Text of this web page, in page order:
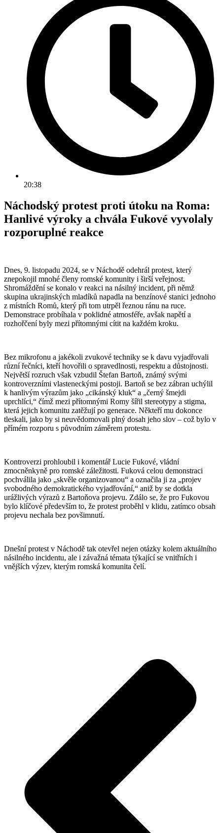
20:38
Náchodský protest proti útoku na Roma:
Hanlivé výroky a chvála Fukové vyvolaly
rozporuplné reakce
Dnes, 9. listopadu 2024, se v Náchodě odehrál protest, který
znepokojil mnohé členy romské komunity i širší veřejnost.
Shromáždění se konalo v reakci na násilný incident, při němž
skupina ukrajinských mladíků napadla na benzínové stanici jednoho
z místních Romů, který při tom utrpěl řeznou ránu na ruce.
Demonstrace probíhala v poklidné atmosféře, avšak napětí a
rozhořčení byly mezi přítomnými cítit na každém kroku.
Bez mikrofonu a jakékoli zvukové techniky se k davu vyjadřovali
různí řečníci, kteří hovořili o spravedlnosti, respektu a důstojnosti.
Největší rozruch však vzbudil Štefan Bartoň, známý svými
kontroverzními vlasteneckými postoji. Bartoň se bez zábran uchýlil
k hanlivým výrazům jako „cikánský kluk“ a „černý šmejdi
uprchlíci,“ čímž mezi přítomnými Romy šířil stereotypy a stigma,
která jejich komunitu zatěžují po generace. Někteří mu dokonce
tleskali, jako by si neuvědomovali plný dosah jeho slov – což bylo v
přímém rozporu s původním záměrem protestu.
Kontroverzi prohloubil i komentář Lucie Fukové, vládní
zmocněnkyně pro romské záležitosti. Fuková celou demonstraci
pochválila jako „skvěle organizovanou“ a označila ji za „projev
svobodného demokratického vyjadřování,“ aniž by se dotkla
urážlivých výrazů z Bartoňova projevu. Zdálo se, že pro Fukovou
bylo klíčové především to, že protest proběhl v klidu, zatímco obsah
projevu nechala bez povšimnutí.
Dnešní protest v Náchodě tak otevřel nejen otázky kolem aktuálního
násilného incidentu, ale i závažná témata týkající se vnitřních i
vnějších výzev, kterým romská komunita čelí.